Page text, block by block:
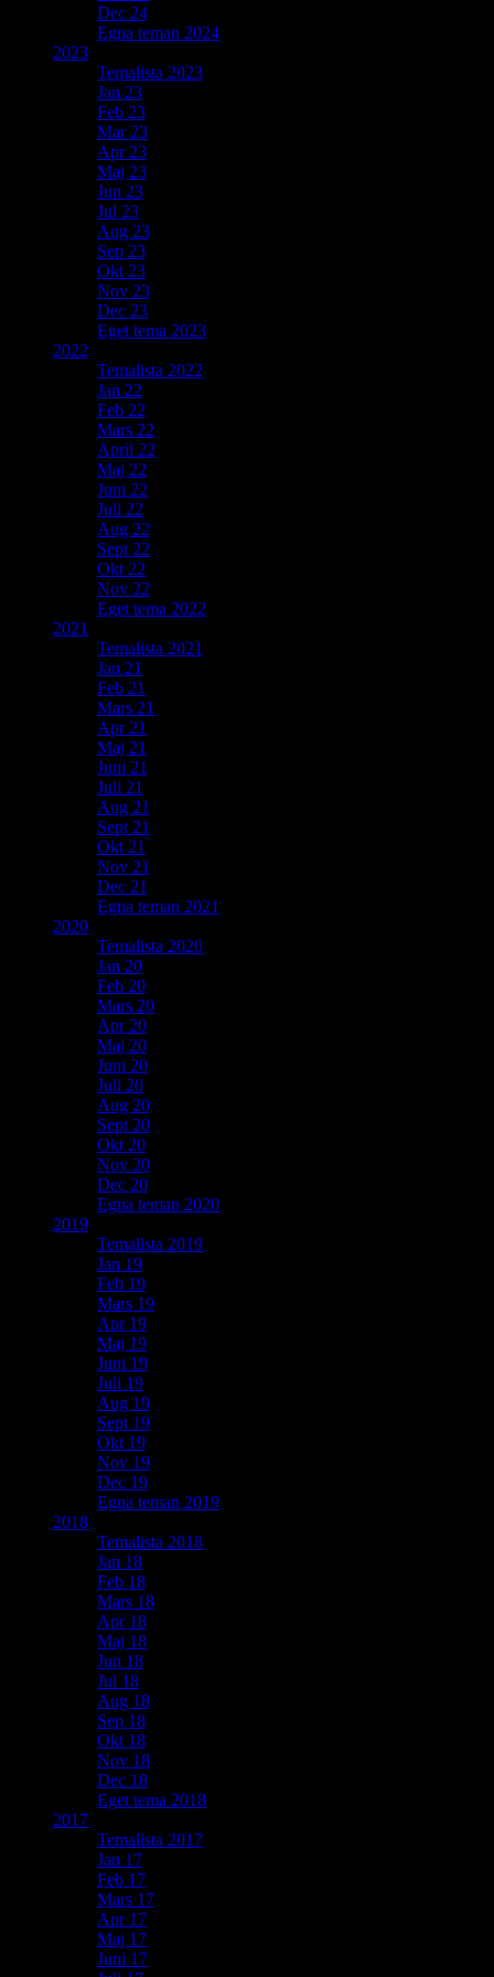
Dec 24
Egna teman 2024
2023
Temalista 2023
Jan 23
Feb 23
Mar 23
Apr 23
Maj 23
Jun 23
Jul 23
Aug 23
Sep 23
Okt 23
Nov 23
Dec 23
Eget tema 2023
2022
Temalista 2022
Jan 22
Feb 22
Mars 22
April 22
Maj 22
Juni 22
Juli 22
Aug 22
Sept 22
Okt 22
Nov 22
Eget tema 2022
2021
Temalista 2021
Jan 21
Feb 21
Mars 21
Apr 21
Maj 21
Juni 21
Juli 21
Aug 21
Sept 21
Okt 21
Nov 21
Dec 21
Egna teman 2021
2020
Temalista 2020
Jan 20
Feb 20
Mars 20
Apr 20
Maj 20
Juni 20
Juli 20
Aug 20
Sept 20
Okt 20
Nov 20
Dec 20
Egna teman 2020
2019
Temalista 2019
Jan 19
Feb 19
Mars 19
Apr 19
Maj 19
Juni 19
Juli 19
Aug 19
Sept 19
Okt 19
Nov 19
Dec 19
Egna teman 2019
2018
Temalista 2018
Jan 18
Feb 18
Mars 18
Apr 18
Maj 18
Jun 18
Jul 18
Aug 18
Sep 18
Okt 18
Nov 18
Dec 18
Eget tema 2018
2017
Temalista 2017
Jan 17
Feb 17
Mars 17
Apr 17
Maj 17
Juni 17